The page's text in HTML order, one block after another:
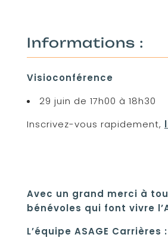
Informations :
Visioconférence
29 juin de 17h00 à 18h30
Inscrivez-vous rapidement,
Avec un grand merci à
bénévoles qui font vivre
L’équipe ASAGE Carrières :